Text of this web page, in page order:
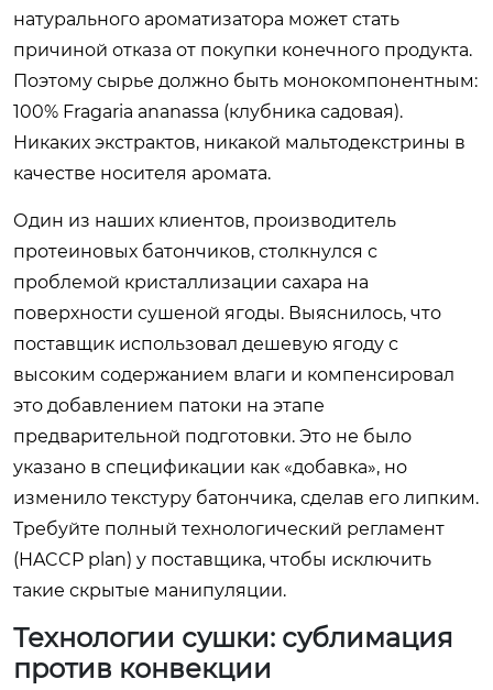
натурального ароматизатора может стать
причиной отказа от покупки конечного продукта.
Поэтому сырье должно быть монокомпонентным:
100% Fragaria ananassa (клубника садовая).
Никаких экстрактов, никакой мальтодекстрины в
качестве носителя аромата.
Один из наших клиентов, производитель
протеиновых батончиков, столкнулся с
проблемой кристаллизации сахара на
поверхности сушеной ягоды. Выяснилось, что
поставщик использовал дешевую ягоду с
высоким содержанием влаги и компенсировал
это добавлением патоки на этапе
предварительной подготовки. Это не было
указано в спецификации как «добавка», но
изменило текстуру батончика, сделав его липким.
Требуйте полный технологический регламент
(HACCP plan) у поставщика, чтобы исключить
такие скрытые манипуляции.
Технологии сушки: сублимация
против конвекции